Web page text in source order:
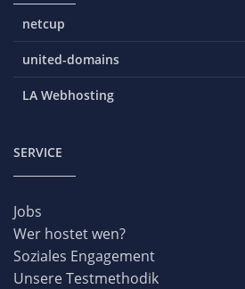
netcup
united-domains
LA Webhosting
SERVICE
Jobs
Wer hostet wen?
Soziales Engagement
Unsere Testmethodik